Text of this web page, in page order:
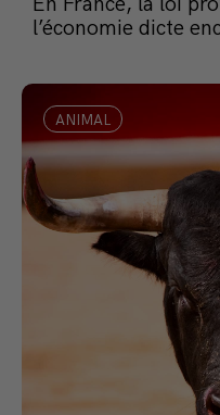
l’économie dicte
ANIMAL